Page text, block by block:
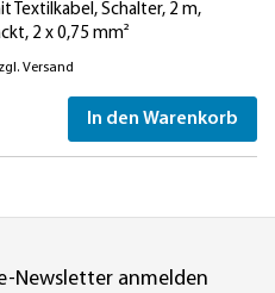
Textilkabel, Schalter, 2 m,
2 x 0,75 mm²
Versand
In den Warenkorb
Newsletter anmelden